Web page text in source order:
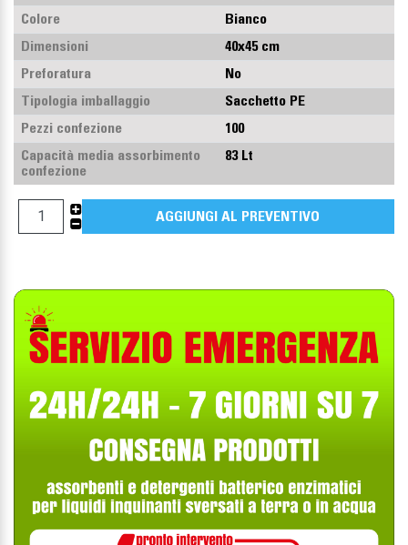
Colore
Bianco
Dimensioni
40x45 cm
Preforatura
No
Tipologia imballaggio
Sacchetto PE
Pezzi confezione
100
Capacità media assorbimento
confezione
83 Lt
+
-
AGGIUNGI AL PREVENTIVO